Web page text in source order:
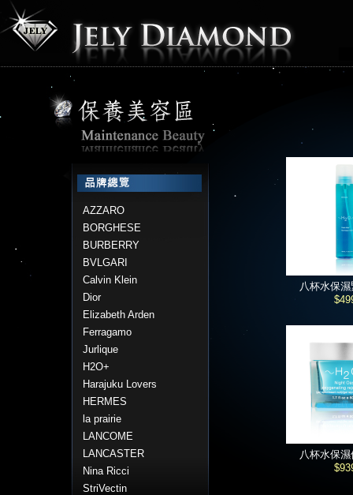
AZZARO
BORGHESE
BURBERRY
BVLGARI
Calvin Klein
Dior
Elizabeth Arden
Ferragamo
Jurlique
H2O+
Harajuku Lovers
HERMES
la prairie
LANCOME
LANCASTER
Nina Ricci
StriVectin
八杯水保
八杯水保